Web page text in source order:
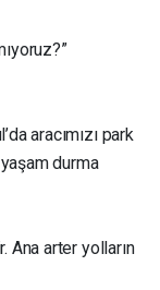
aracımızı park
durma
Ana arter yolların